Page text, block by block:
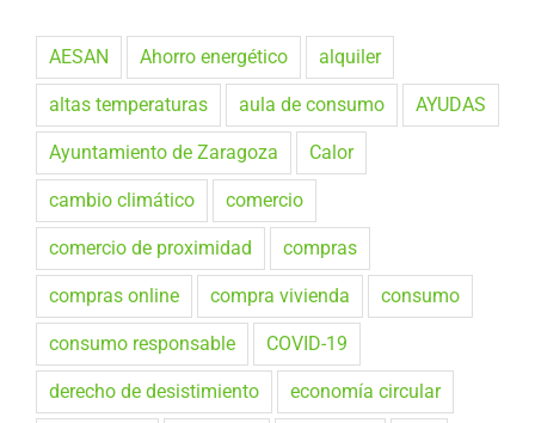
AESAN Ahorro energético alquiler
altas temperaturas aula de consumo AYUDAS
Ayuntamiento de Zaragoza Calor
cambio climático comercio
comercio de proximidad compras
compras online compra vivienda consumo
consumo responsable COVID-19
derecho de desistimiento economía circular